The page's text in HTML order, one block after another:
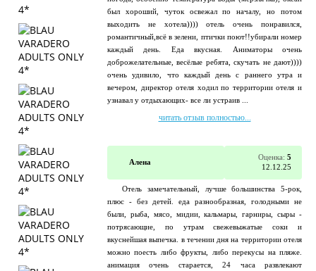
был хороший, чуток освежал по началу, но потом
выходить не хотела)))) отель очень понравился,
романтичный,всё в зелени, птички поют!!убирали номер
каждый день. Еда вкусная. Аниматоры очень
доброжелательные, весёлые ребята, скучать не дают))))
очень удивило, что каждый день с раннего утра и
вечером, директор отеля ходил по территории отеля и
узнавал у отдыхающих- все ли устраив ...
читать отзыв полностью...
Алена
Оценка: 5
12.12.25
Отель замечательный, лучше большинства 5-рок,
плюс - без детей. еда разнообразная, голодными не
были, рыба, мясо, мидии, кальмары, гарниры, сыры -
потрясающие, по утрам свежевыжатые соки и
вкуснейшая выпечка. в течении дня на территории отеля
можно поесть либо фрукты, либо перекусы на пляже.
анимация очень старается, 24 часа развлекают